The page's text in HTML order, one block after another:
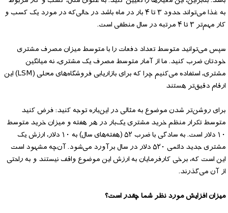
به غذا می‌تواند حدود ۳ تا ۴ بار در ماه باشد در حالی‌که در مورد یک کسب و
کار مهم‌تر ۳ تا ۴ مرتبه در سال منطقی است.
سپس می‌توانید متوسط تعداد دفعات را با متوسط میزان مصرف مشتری
خودتان ضرب کنید. ما از آمار متوسط مصرف یک مشتری، نه میانگین
مشتری، استفاده می‌کنیم چرا که برای بازاریابی فروشگاه‌های محلی (LSM) این
ارقام دقیق‌تر هستند
برای روشن‌تر شدن موضوع به مثالی در این‌باره توجه کنید: فرض کنید
متوسط تکرار منظم خرید مشتری یک‌بار در هر هفته و میزان خرید متوسط
۱۰ دلار است. به سادگی با ضرب ۵۲ (هفته‌های سال) به ۱۰ دلار، ارزش یک
مشتری جدید دائمی ۵۲۰ دلار در سال برآورد می‌شود. آن‌چه مشهود است
این است که، برخی کارفرمایان به ارزش این موضوع واقف نیستند و به راحتی
از آن می‌گذرند.
میزان افزایش مورد نظر شما چقدر است؟